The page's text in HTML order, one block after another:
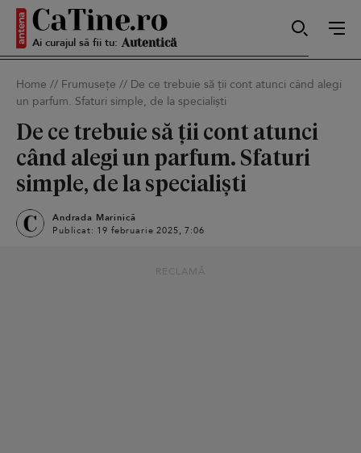
Ai curajul să fii tu: Sexy
Smart
Home // Frumusețe // De ce trebuie să ții cont atunci când alegi
un parfum. Sfaturi simple, de la specialiști
De ce trebuie să ții cont atunci
când alegi un parfum. Sfaturi
simple, de la specialiști
Andrada Marinică
Publicat: 19 februarie 2025, 7:06
RECLAMĂ